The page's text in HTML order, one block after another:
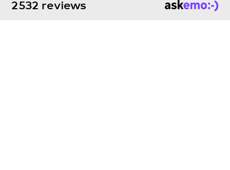
2532 reviews